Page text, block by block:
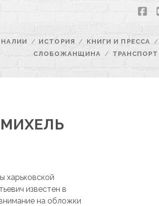
ИСТОРИЯ КНИГИ И ПРЕССА
СЛОБОЖАНЩИНА
ТРАНСПОРТ
харьковской
известен в
на обложки